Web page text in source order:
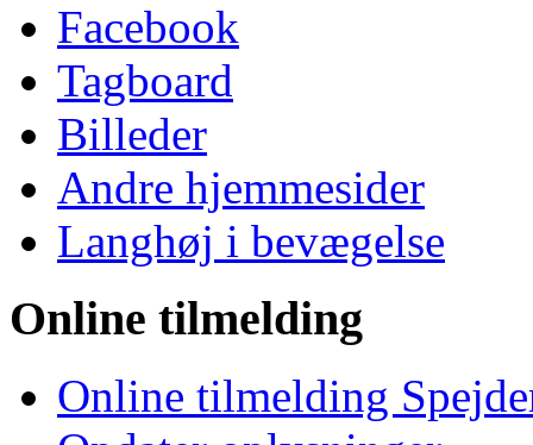
Facebook
Tagboard
Billeder
Andre hjemmesider
Langhøj i bevægelse
Online tilmelding
Online tilmelding